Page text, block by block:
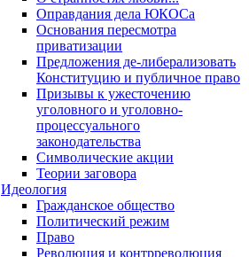
Оправдания дела ЮКОСа
Основания пересмотра
приватизации
Предложения де-либерализовать
Конституцию и публичное право
Призывы к ужесточению
уголовного и уголовно-
процессуального
законодательства
Символические акции
Теории заговора
Идеология
Гражданское общество
Политический режим
Право
Революция и контрреволюция